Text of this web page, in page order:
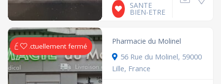
SANTE
BIEN-ETRE
Actuellement fermé
Pharmacie du Molinel
56 Rue du Molinel, 59000
Lille, France